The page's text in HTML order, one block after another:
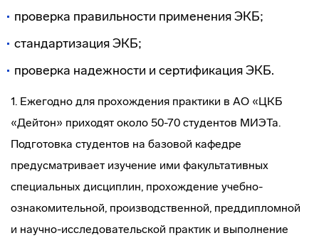
проверка правильности применения ЭКБ;
стандартизация ЭКБ;
проверка надежности и сертификация ЭКБ.
1. Ежегодно для прохождения практики в АО «ЦКБ
«Дейтон» приходят около 50-70 студентов МИЭТа.
Подготовка студентов на базовой кафедре
предусматривает изучение ими факультативных
специальных дисциплин, прохождение учебно-
ознакомительной, производственной, преддипломной
и научно-исследовательской практик и выполнение